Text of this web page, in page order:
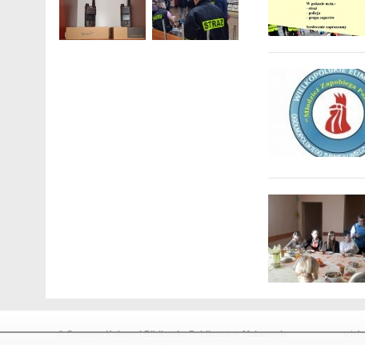
© Centrum Kultury i Biblioteka Publiczna w Malanowie